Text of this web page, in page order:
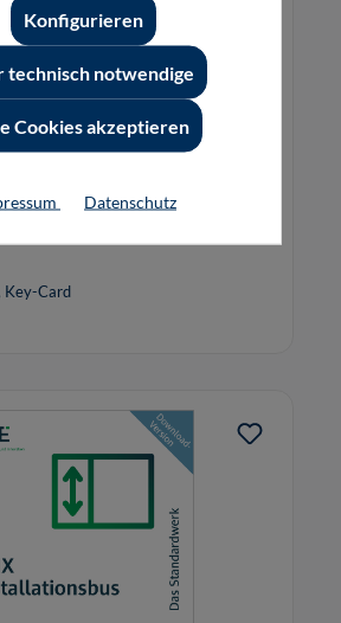
(Software)
Maschinen
Key-Card
technisch notwendige
Konfigurieren
Cookies akzeptieren
Datenschutz